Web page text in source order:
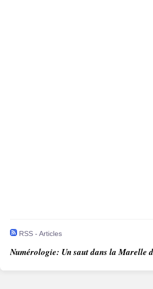
RSS - Articles
Numérologie: Un saut dans la Marelle